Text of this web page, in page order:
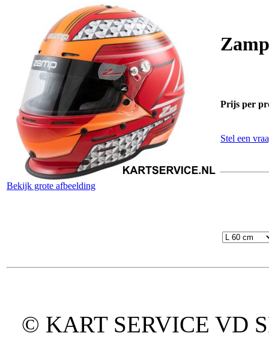
Bekijk grote afbeelding
Prijs per
Stel een
© KART SERVICE VD